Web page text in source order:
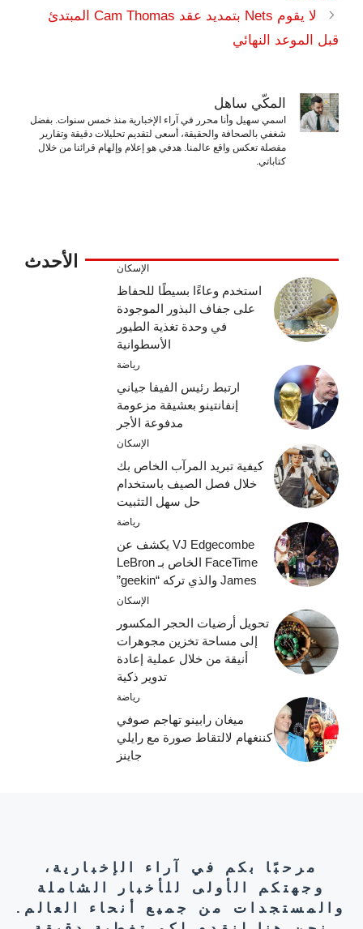
لا يقوم Nets بتمديد عقد Cam Thomas المبتدئ
قبل الموعد النهائي
المكّي ساهل
اسمي سهيل وأنا محرر في آراء الإخبارية منذ خمس سنوات. بفضل
شغفي بالصحافة والحقيقة، أسعى لتقديم تحليلات دقيقة وتقارير
مفصلة تعكس واقع عالمنا. هدفي هو إعلام وإلهام قرائنا من خلال
كتاباتي.
الأحدث الإسكان
استخدم وعاءًا بسيطًا للحفاظ
على جفاف البذور الموجودة
في وحدة تغذية الطيور
الأسطوانية
رياضة
ارتبط رئيس الفيفا جياني
إنفانتينو بعشيقة مزعومة
مدفوعة الأجر
الإسكان
كيفية تبريد المرآب الخاص بك
خلال فصل الصيف باستخدام
حل سهل التثبيت
رياضة
VJ Edgecombe يكشف عن
FaceTime الخاص بـ LeBron
James والذي تركه “geekin”
الإسكان
تحويل أرضيات الحجر المكسور
إلى مساحة تخزين مجوهرات
أنيقة من خلال عملية إعادة
تدوير ذكية
رياضة
ميغان رابينو تهاجم صوفي
كننغهام لالتقاط صورة مع رايلي
جاينز
مرحبًا بكم في آراء الإخبارية،
وجهتكم الأولى للأخبار الشاملة
والمستجدات من جميع أنحاء العالم.